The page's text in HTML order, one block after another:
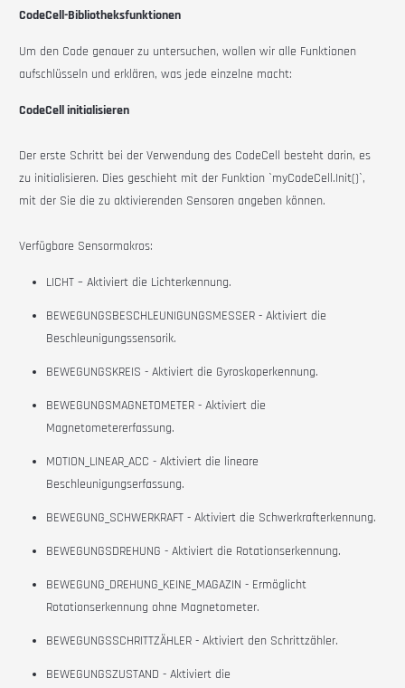
CodeCell-Bibliotheksfunktionen
Um den Code genauer zu untersuchen, wollen wir alle Funktionen
aufschlüsseln und erklären, was jede einzelne macht:
CodeCell initialisieren
Der erste Schritt bei der Verwendung des CodeCell besteht darin, es
zu initialisieren. Dies geschieht mit der Funktion `myCodeCell.Init()`,
mit der Sie die zu aktivierenden Sensoren angeben können.
Verfügbare Sensormakros:
LICHT – Aktiviert die Lichterkennung.
BEWEGUNGSBESCHLEUNIGUNGSMESSER- Aktiviert die
Beschleunigungssensorik.
BEWEGUNGSKREIS- Aktiviert die Gyroskoperkennung.
BEWEGUNGSMAGNETOMETER- Aktiviert die
Magnetometererfassung.
MOTION_LINEAR_ACC- Aktiviert die lineare
Beschleunigungserfassung.
BEWEGUNG_SCHWERKRAFT- Aktiviert die Schwerkrafterkennung.
BEWEGUNGSDREHUNG- Aktiviert die Rotationserkennung.
BEWEGUNG_DREHUNG_KEINE_MAGAZIN- Ermöglicht
Rotationserkennung ohne Magnetometer.
BEWEGUNGSSCHRITTZÄHLER- Aktiviert den Schrittzähler.
BEWEGUNGSZUSTAND- Aktiviert die